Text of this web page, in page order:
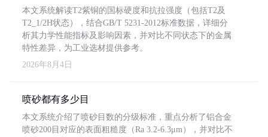
本文系统解读T2紫铜的国标硬度和抗拉强度（包括T2及
T2_1/2H状态），结合GB/T 5231-2012标准数据，详细分
析其力学性能指标及影响因素，并对比不同状态下的金属
特性差异，为工业选材提供参考。
2026年8月4日
喷砂都有多少目
本文系统介绍了喷砂目数的分级标准，重点分析了铝合金
喷砂200目对应的表面粗糙度（Ra 3.2-6.3μm），并对比不